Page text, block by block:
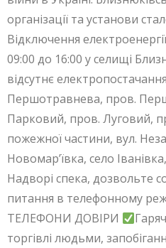
організації та установи
Відключення
09:00 до 16:00 у селищі
відсутнє
Першотравнева, пров.
Парковий, пров. Луговий,
пожежної частини, вул.
Новомар’ївка, село
Надворі спека, дозвольте
питання в телефонному
ТЕЛЕФОНИ ДОВІРИ
торгівлі людьми,